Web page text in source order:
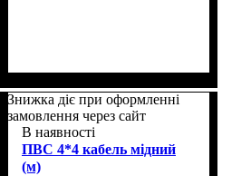
Знижка діє при оформленні
замовлення через сайт
В наявності
ПВС 4*4 кабель мідний
(м)